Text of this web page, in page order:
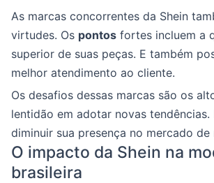
As marcas concorrentes da Shein
virtudes. Os pontos fortes incluem a
superior de suas peças. E também
melhor atendimento ao cliente.
Os desafios dessas marcas são os
lentidão em adotar novas tendências.
diminuir sua presença no mercado de
O impacto da Shein na
brasileira